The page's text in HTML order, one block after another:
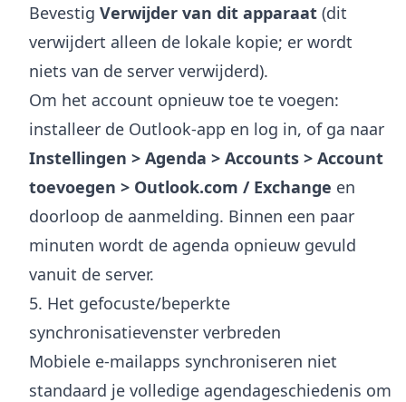
Bevestig Verwijder van dit apparaat (dit
verwijdert alleen de lokale kopie; er wordt
niets van de server verwijderd).
Om het account opnieuw toe te voegen:
installeer de Outlook-app en log in, of ga naar
Instellingen > Agenda > Accounts > Account
toevoegen > Outlook.com / Exchange en
doorloop de aanmelding. Binnen een paar
minuten wordt de agenda opnieuw gevuld
vanuit de server.
5. Het gefocuste/beperkte
synchronisatievenster verbreden
Mobiele e-mailapps synchroniseren niet
standaard je volledige agendageschiedenis om